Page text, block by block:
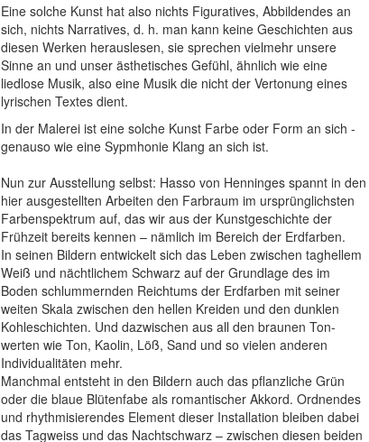
Eine solche Kunst hat also nichts Figuratives, Abbildendes an
sich, nichts Narratives, d. h. man kann keine Geschichten aus
diesen Werken herauslesen, sie sprechen vielmehr unsere
Sinne an und unser ästhetisches Gefühl, ähnlich wie eine
liedlose Musik, also eine Musik die nicht der Vertonung eines
lyrischen Textes dient.
In der Malerei ist eine solche Kunst Farbe oder Form an sich -
genauso wie eine Sypmhonie Klang an sich ist.
Nun zur Ausstellung selbst: Hasso von Henninges spannt in den
hier ausgestellten Arbeiten den Farbraum im ursprünglichsten
Farbenspektrum auf, das wir aus der Kunstgeschichte der
Frühzeit bereits kennen – nämlich im Bereich der Erdfarben.
In seinen Bildern entwickelt sich das Leben zwischen taghellem
Weiß und nächtlichem Schwarz auf der Grundlage des im
Boden schlummernden Reichtums der Erdfarben mit seiner
weiten Skala zwischen den hellen Kreiden und den dunklen
Kohleschichten. Und dazwischen aus all den braunen Ton-
werten wie Ton, Kaolin, Löß, Sand und so vielen anderen
Individualitäten mehr.
Manchmal entsteht in den Bildern auch das pflanzliche Grün
oder die blaue Blütenfabe als romantischer Akkord. Ordnendes
und rhythmisierendes Element dieser Installation bleiben dabei
das Tagweiss und das Nachtschwarz – zwischen diesen beiden